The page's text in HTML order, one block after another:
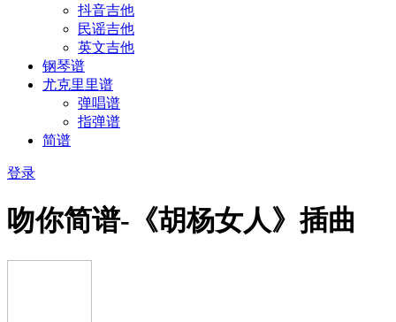
抖音吉他
民谣吉他
英文吉他
钢琴谱
尤克里里谱
弹唱谱
指弹谱
简谱
登录
吻你简谱-《胡杨女人》插曲